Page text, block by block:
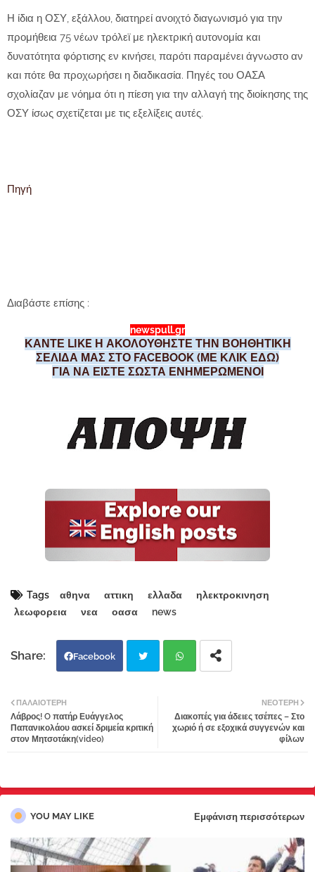
Η ίδια η ΟΣΥ, εξάλλου, διατηρεί ανοιχτό διαγωνισμό για την
προμήθεια 75 νέων τρόλεϊ με ηλεκτρική αυτονομία και
δυνατότητα φόρτισης εν κινήσει, παρότι παραμένει άγνωστο αν
και πότε θα προχωρήσει η διαδικασία. Πηγές του ΟΑΣΑ
σχολίαζαν με νόημα ότι η πίεση για την αλλαγή της διοίκησης της
ΟΣΥ ίσως σχετίζεται με τις εξελίξεις αυτές.
Πηγή
Διαβάστε επίσης :
newspull.gr
ΚΑΝΤΕ LIKE Η ΑΚΟΛΟΥΘΗΣΤΕ ΤΗΝ ΒΟΗΘΗΤΙΚΗ
ΣΕΛΙΔΑ ΜΑΣ ΣΤΟ FACEBOOK (ΜΕ ΚΛΙΚ ΕΔΩ)
ΓΙΑ ΝΑ ΕΙΣΤΕ ΣΩΣΤΑ ΕΝΗΜΕΡΩΜΕΝΟΙ
Tags αθηνα αττικη ελλαδα
ηλεκτροκινηση
λεωφορεια
νεα οασα news
Facebook
atsa
ΝΕΌΤΕΡΗ
Διακοπές για άδειες τσέπες – Στο
χωριό ή σε εξοχικά συγγενών και
φίλων
ΠΑΛΑΙΌΤΕΡΗ
Λάβρος! O πατήρ Ευάγγελος
Παπανικολάου ασκεί δριμεία κριτική
στον Μητσοτάκη(video)
YOU MAY LIKE Εμφάνιση περισσότερων